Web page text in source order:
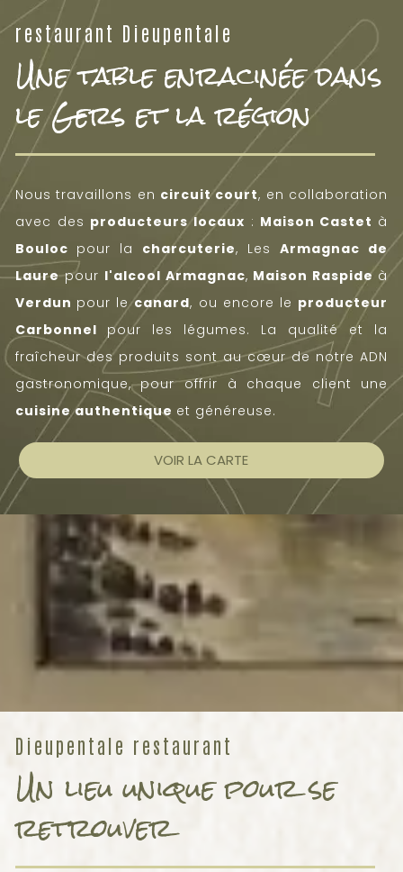
restaurant Dieupentale
Une table enracinée dans
le Gers et la région
Nous travaillons en circuit court, en collaboration
avec des producteurs locaux : Maison Castet à
Bouloc pour la charcuterie, LesArmagnac de
Laurepour l'alcool Armagnac, Maison Raspide à
Verdun pour lecanard, ou encore le producteur
Carbonnel pour les légumes. La qualité et la
fraîcheur des produits sont au cœur de notre ADN
gastronomique, pour offrir à chaque client une
cuisine authentique et généreuse.
VOIR LA CARTE
Dieupentale restaurant
Un lieu unique pour se
retrouver